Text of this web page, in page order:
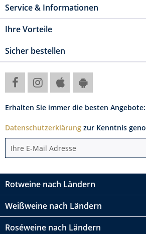
Service & Informationen
Ihre Vorteile
Sicher bestellen
Erhalten Sie immer die besten Angebote:
Datenschutzerklärung zur Kenntnis
Rotweine nach Ländern
Weißweine nach Ländern
Roséweine nach Ländern